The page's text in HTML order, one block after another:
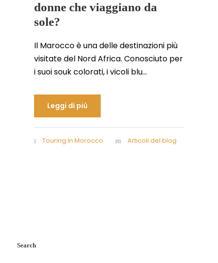
donne che viaggiano da
sole?
Il Marocco è una delle destinazioni più
visitate del Nord Africa. Conosciuto per
i suoi souk colorati, i vicoli blu...
Leggi di più
Touring In Morocco Articoli del blog
Search